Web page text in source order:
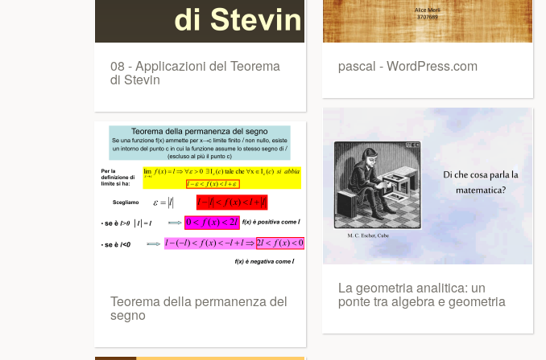
08 - Applicazioni del Teorema
di Stevin
Teorema della permanenza del
segno
pascal - WordPress.com
La geometria analitica: un
ponte tra algebra e geometria